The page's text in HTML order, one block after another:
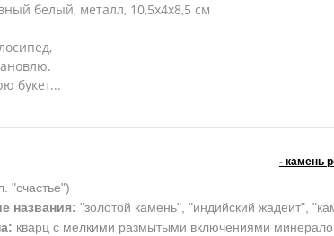
белый, металл, 10,5х4х8,5 см
букет...
- камень
"счастье")
названия: "золотой камень", "индийский жадеит",
кварц с мелкими размытыми включениями